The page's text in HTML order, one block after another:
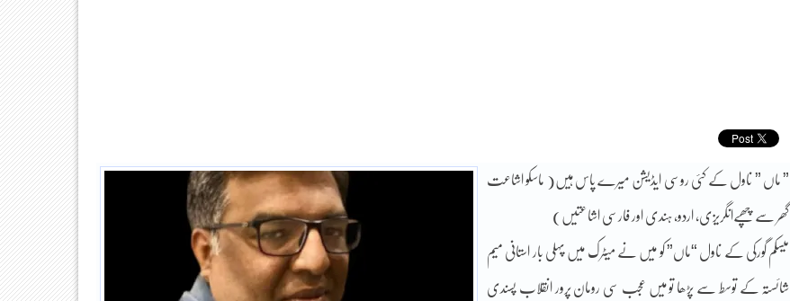
” ماں ” ناول کے کئی روسی ایڈیشن میرے پاس ہیں( ماسکو اشاعت
گھر سے چھپےانگریزی، اردو، ہندی اور فارسی اشاعتیں)
میسکم گورکی کے ناول “ماں” کو میں نے میٹرک میں پہلی بار استانی میم
شائستہ کے توسط سے پڑھا تو میں عجب سی رومان پرور انقلاب پسندی